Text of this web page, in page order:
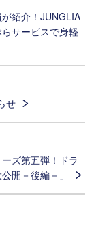
紹介！JUNGLIA
サービスで身軽
せ
ズ第五弾！ドラ
開－後編－」